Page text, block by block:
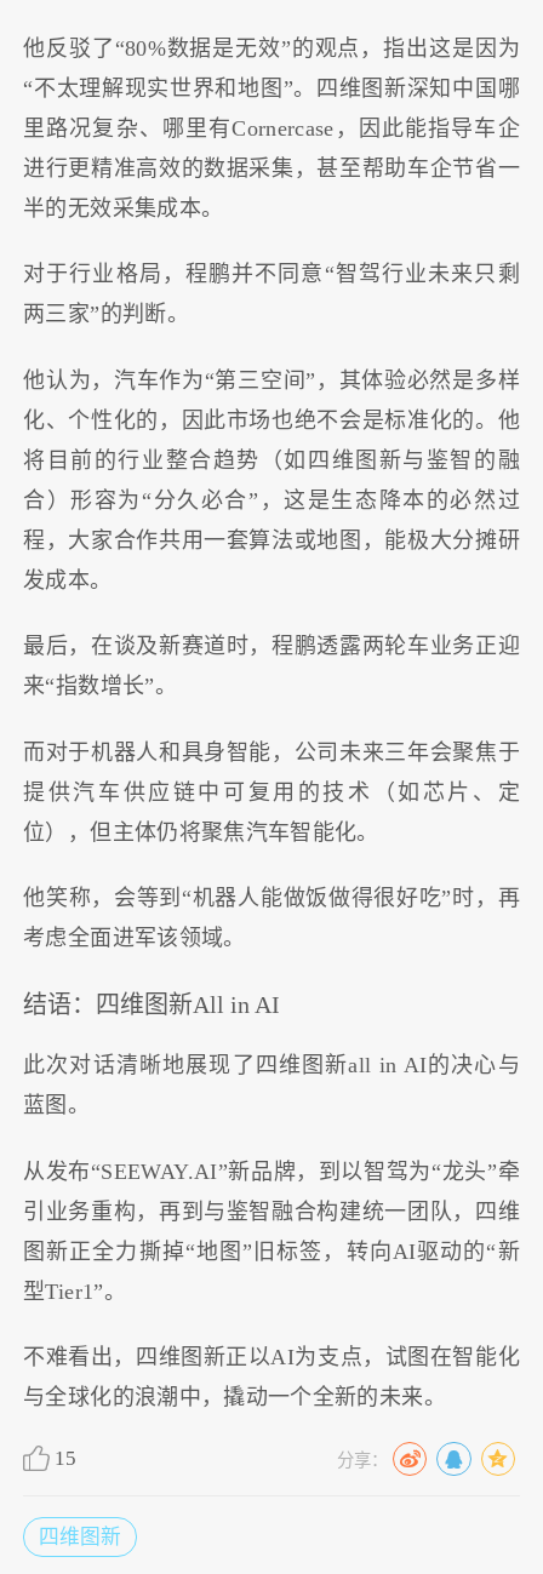
他反驳了“80%数据是无效”的观点，指出这是因为
“不太理解现实世界和地图”。四维图新深知中国哪
里路况复杂、哪里有Cornercase，因此能指导车企
进行更精准高效的数据采集，甚至帮助车企节省一
半的无效采集成本。
对于行业格局，程鹏并不同意“智驾行业未来只剩
两三家”的判断。
他认为，汽车作为“第三空间”，其体验必然是多样
化、个性化的，因此市场也绝不会是标准化的。他
将目前的行业整合趋势（如四维图新与鉴智的融
合）形容为“分久必合”，这是生态降本的必然过
程，大家合作共用一套算法或地图，能极大分摊研
发成本。
最后，在谈及新赛道时，程鹏透露两轮车业务正迎
来“指数增长”。
而对于机器人和具身智能，公司未来三年会聚焦于
提供汽车供应链中可复用的技术（如芯片、定
位），但主体仍将聚焦汽车智能化。
他笑称，会等到“机器人能做饭做得很好吃”时，再
考虑全面进军该领域。
结语：四维图新All in AI
此次对话清晰地展现了四维图新all in AI的决心与
蓝图。
从发布“SEEWAY.AI”新品牌，到以智驾为“龙头”牵
引业务重构，再到与鉴智融合构建统一团队，四维
图新正全力撕掉“地图”旧标签，转向AI驱动的“新
型Tier1”。
不难看出，四维图新正以AI为支点，试图在智能化
与全球化的浪潮中，撬动一个全新的未来。
15 分享：
四维图新